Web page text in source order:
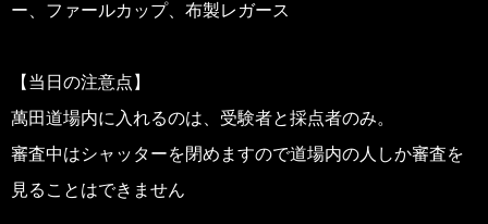
ー、ファールカップ、布製レガース
【当日の注意点】
萬田道場内に入れるのは、受験者と採点者のみ。
審査中はシャッターを閉めますので道場内の人しか審査を
見ることはできません